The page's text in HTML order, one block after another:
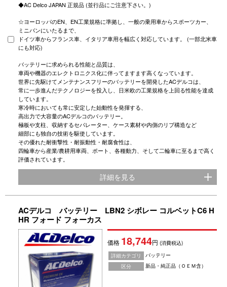
◆AC Delco JAPAN 正規品 (並行品にご注意下さい。)
☆ヨーロッパのEN、EN工業規格に準拠し、一般の乗用車からスポーツカー、
ミニバンにいたるまで、
ドイツ車からフランス車、イタリア車用を幅広く対応しています。 (一部北米車
にも対応)
バッテリーに求められる性能と品質は、
車両や機器のエレクトロニクス化に伴ってますます高くなっています。
世界に先駆けてメンテナンスフリーのバッテリーを開発したACデルコは、
常に一歩進んだテクノロジーを投入し、日米欧の工業規格を上回る性能を達成
しています。
寒冷時においても常に安定した始動性を発揮する、
高出力で大容量のACデルコのバッテリー。
極板や支柱、収納するセパレーター、ケース素材や内側のリブ構造など
細部にも独自の技術を駆使しています。
その優れた耐衝撃性・耐振動性・耐腐食性は、
四輪車から産業/農耕用車両、ポート、各種動力、そして二輪車に至るまで高く
評価されています。
詳細を見る
ACデルコ バッテリー LBN2 シボレー コルベットC6 H
HR フォード フォーカス
価格 18,744円(消費税込)
詳細カテゴリ
バッテリー
区分
新品・純正品（ＯＥＭ含）